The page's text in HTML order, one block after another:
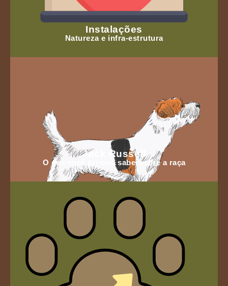
Instalações
Natureza e infra-estrutura
Jack Russell
O que você precisa sabersobre a raça